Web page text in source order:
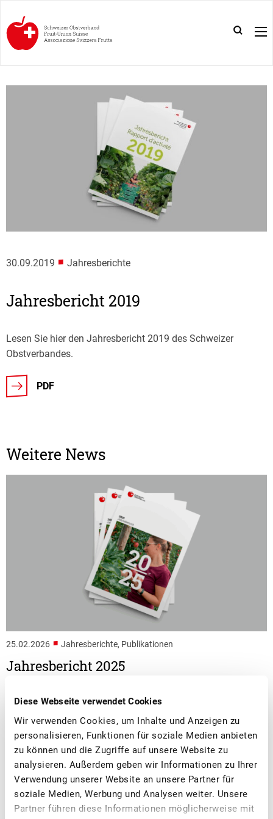
Diese Webseite verwendet Cookies
Wir verwenden Cookies, um Inhalte und Anzeigen zu
personalisieren, Funktionen für soziale Medien anbieten
zu können und die Zugriffe auf unsere Website zu
analysieren. Außerdem geben wir Informationen zu Ihrer
Verwendung unserer Website an unsere Partner für
soziale Medien, Werbung und Analysen weiter. Unsere
Partner führen diese Informationen möglicherweise mit
30.09.2019 ■ Jahresberichte
Jahresbericht 2019
Lesen Sie hier den Jahresbericht 2019 des Schweizer
Obstverbandes.
PDF
Weitere News
25.02.2026 ■ Jahresberichte, Publikationen
Jahresbericht 2025